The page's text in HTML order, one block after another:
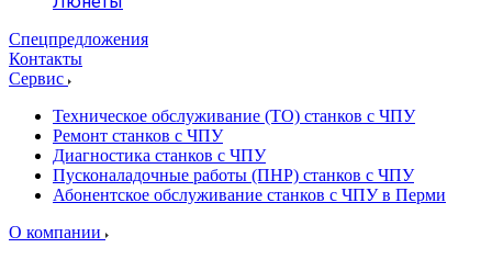
Спецпредложения
Контакты
Сервис
Техническое обслуживание (ТО) станков с ЧПУ
Ремонт станков с ЧПУ
Диагностика станков с ЧПУ
Пусконаладочные работы (ПНР) станков с ЧПУ
Абонентское обслуживание станков с ЧПУ в Перми
О компании